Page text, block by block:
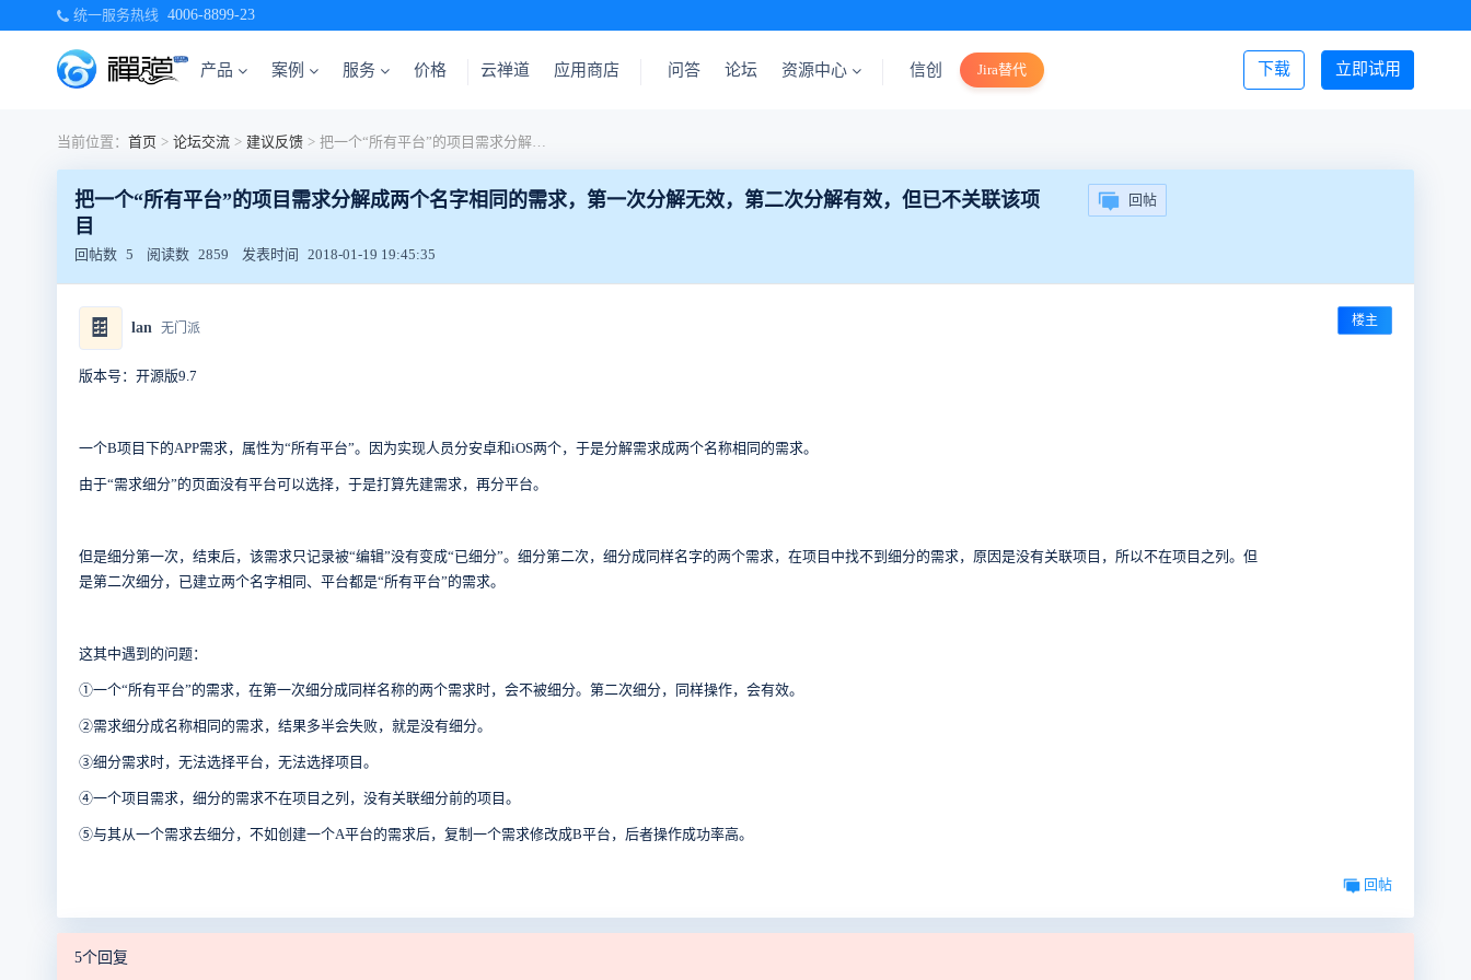
统一服务热线 4006-8899-23
产品 案例 服务 价格 立即试用
下载
云禅道 应用商店 问答 论坛 资源中心 信创 Jira替代 登录/注册
当前位置： 首页 > 论坛交流 > 建议反馈 > 把一个“所有平台”的项目需求分解成两个名字相同的需求，第一次分解无效，第二次分解有效，但已不关联该项目
把一个“所有平台”的项目需求分解成两个名字相同的需求，第一次分解无效，第二次分解有效，但已不关联该项
目
回帖
回帖数 5 阅读数 2859 发表时间 2018-01-19 19:45:35
🍫 lan 无门派 楼主
版本号：开源版9.7
一个B项目下的APP需求，属性为“所有平台”。因为实现人员分安卓和iOS两个，于是分解需求成两个名称相同的需求。
由于“需求细分”的页面没有平台可以选择，于是打算先建需求，再分平台。
但是细分第一次，结束后，该需求只记录被“编辑”没有变成“已细分”。细分第二次，细分成同样名字的两个需求，在项目中找不到细分的需求，原因是没有关联项目，所以不在项目之列。但
是第二次细分，已建立两个名字相同、平台都是“所有平台”的需求。
这其中遇到的问题：
①一个“所有平台”的需求，在第一次细分成同样名称的两个需求时，会不被细分。第二次细分，同样操作，会有效。
②需求细分成名称相同的需求，结果多半会失败，就是没有细分。
③细分需求时，无法选择平台，无法选择项目。
④一个项目需求，细分的需求不在项目之列，没有关联细分前的项目。
⑤与其从一个需求去细分，不如创建一个A平台的需求后，复制一个需求修改成B平台，后者操作成功率高。
回帖
5个回复